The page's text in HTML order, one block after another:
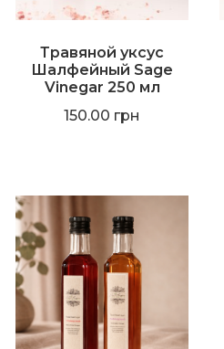
Травяной уксус
Шалфейный Sage
Vinegar 250 мл
150.00 грн